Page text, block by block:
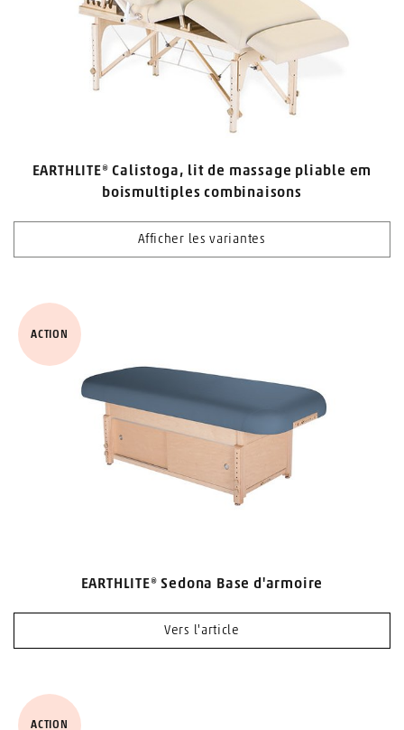
EARTHLITE® Calistoga, lit de massage pliable em
boismultiples combinaisons
Afficher les variantes
EARTHLITE® Sedona Base d'armoire
Vers l'article
ACTION
ACTION